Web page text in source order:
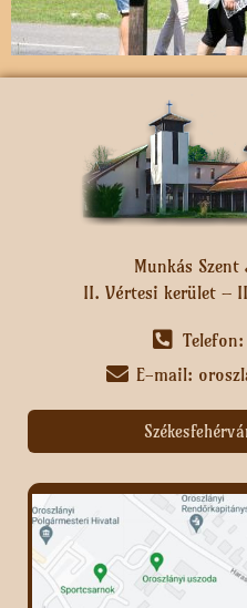
Munkás
II. Vértesi kerület –
E-mail: